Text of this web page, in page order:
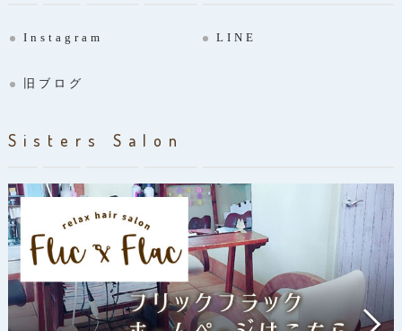
Instagram LINE
旧ブログ
Sisters Salon